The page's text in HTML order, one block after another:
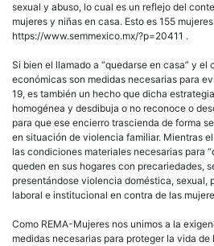
sexual y abuso, lo cual es un reflejo del
mujeres y niñas en casa. Esto es 155
https://www.semmexico.mx/?p=20411 .
Si bien el llamado a “quedarse en casa” y
económicas son medidas necesarias para
19, es también un hecho que dicha
homogénea y desdibuja o no reconoce o
para que ese encierro trascienda de forma
en situación de violencia familiar. Mientras
las condiciones materiales necesarias para
queden en sus hogares con precariedades,
presentándose violencia doméstica, sexual,
laboral e institucional en contra de las
Como REMA-Mujeres nos unimos a la
medidas necesarias para proteger la vida de